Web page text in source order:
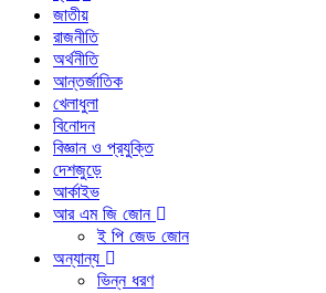
জাতীয়
রাজনীতি
অর্থনীতি
আন্তর্জাতিক
খেলাধুলা
বিনোদন
বিজ্ঞান ও প্রযুক্তি
দেশজুড়ে
আর্কাইভ
আর এম জি জোন
ই পি জেড জোন
অন্যান্য
ভিন্ন ধরণ